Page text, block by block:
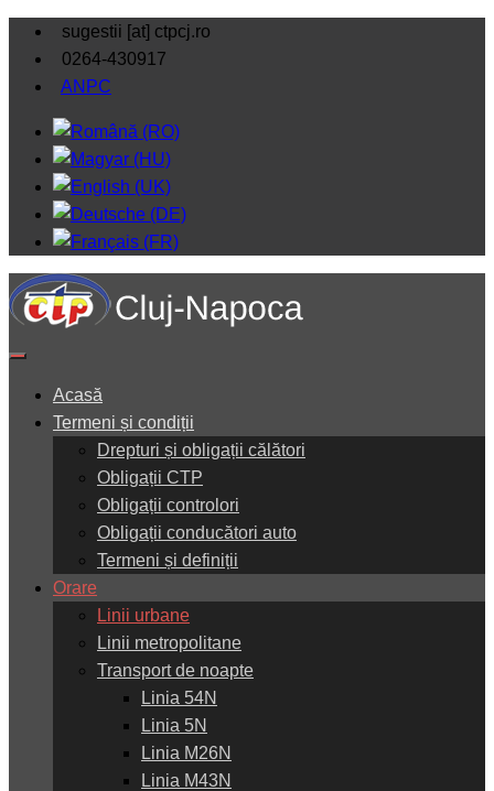
sugestii [at] ctpcj.ro
0264-430917
ANPC
Acasă
Termeni și condiții
Drepturi și obligații călători
Obligații CTP
Obligații controlori
Obligații conducători auto
Termeni și definiții
Orare
Linii urbane
Linii metropolitane
Transport de noapte
Linia 54N
Linia 5N
Linia M26N
Linia M43N